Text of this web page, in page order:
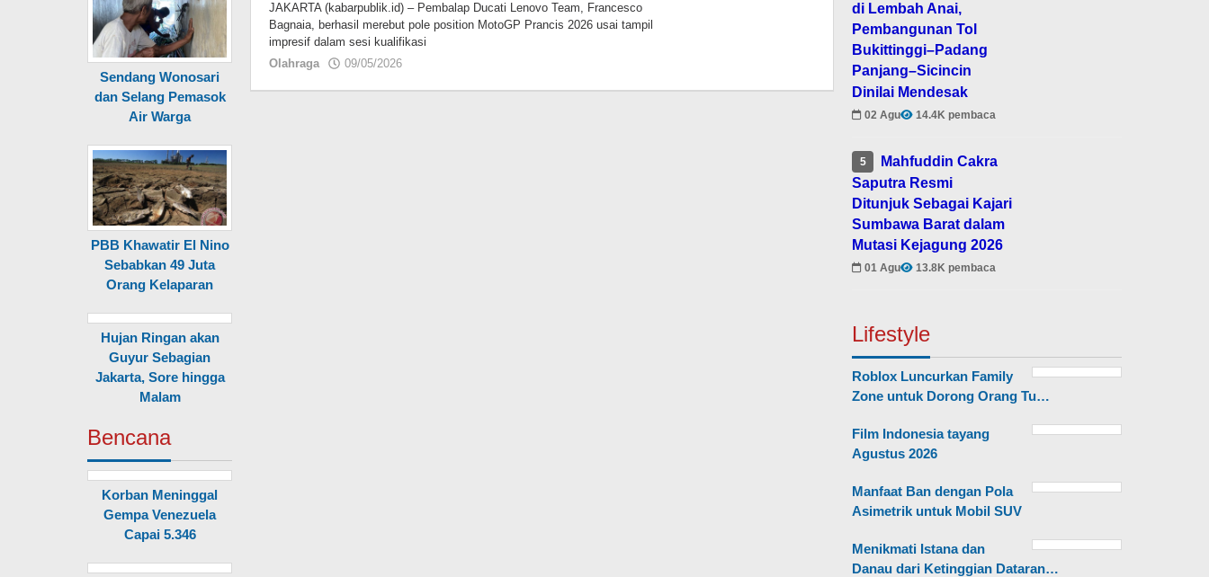
Sendang Wonosari
dan Selang Pemasok
Air Warga
PBB Khawatir El Nino
Sebabkan 49 Juta
Orang Kelaparan
Hujan Ringan akan
Guyur Sebagian
Jakarta, Sore hingga
Malam
Bencana
Korban Meninggal
Gempa Venezuela
Capai 5.346
JAKARTA (kabarpublik.id) – Pembalap Ducati Lenovo Team, Francesco
Bagnaia, berhasil merebut pole position MotoGP Prancis 2026 usai tampil
impresif dalam sesi kualifikasi
Olahraga
09/05/2026
di Lembah Anai,
Pembangunan Tol
Bukittinggi–Padang
Panjang–Sicincin
Dinilai Mendesak
02 Agu 14.4K pembaca
5
Mahfuddin Cakra
Saputra Resmi
Ditunjuk Sebagai Kajari
Sumbawa Barat dalam
Mutasi Kejagung 2026
01 Agu 13.8K pembaca
Lifestyle
Roblox Luncurkan Family
Zone untuk Dorong Orang Tu…
Film Indonesia tayang
Agustus 2026
Manfaat Ban dengan Pola
Asimetrik untuk Mobil SUV
Menikmati Istana dan
Danau dari Ketinggian Dataran…